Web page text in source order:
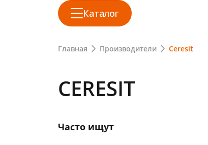
Каталог
Главная Производители Ceresit
CERESIT
Часто ищут